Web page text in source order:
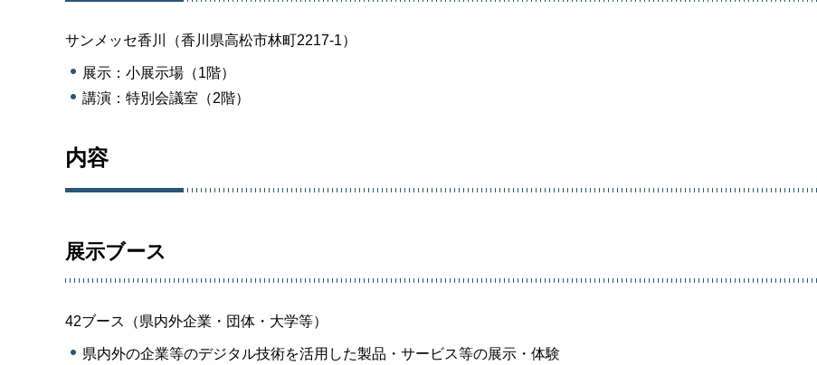
サンメッセ香川（香川県高松市林町2217-1）
展示：小展示場（1階）
講演：特別会議室（2階）
内容
展示ブース
42ブース（県内外企業・団体・大学等）
県内外の企業等のデジタル技術を活用した製品・サービス等の展示・体験